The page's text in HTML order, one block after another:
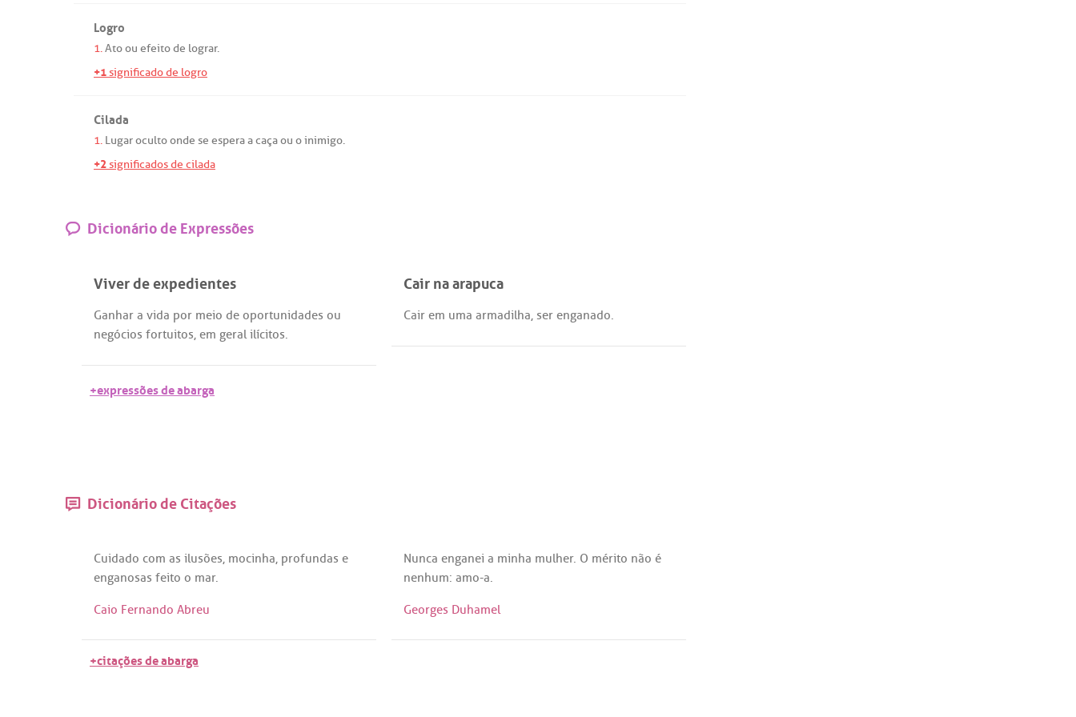
Logro
1.Atoou efeitode lograr.
+1significado de logro
Cilada
1. Lugarocultoonde se esperaacaçaou oinimigo.
+2significados de cilada
Dicionário de Expressões
Viver de expedientes
Ganhar a vida por meio de oportunidades ou
negócios fortuitos, em geral ilícitos.
Cair na arapuca
Cair em uma armadilha, ser enganado.
+expressões de abarga
Dicionário de Citações
Cuidado com as ilusões, mocinha, profundas e
enganosas feito o mar.
Caio Fernando Abreu
Nunca enganei a minha mulher. O mérito não é
nenhum: amo-a.
Georges Duhamel
+citações de abarga